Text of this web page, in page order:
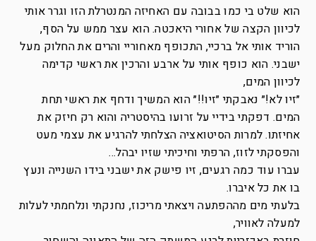
הוא שלט בי כמו בבובה עם האחיזה המנטרלת הזו וגרר אותי
לכיוון הקצה של אחורי היאכטה. הוא עצר ממש על הסף,
הוריד אותי אל ברכיי, התכופף מאחוריי והרים את החלוק מעל
ישבני. הוא כופף אותי על ארבע והרכין את ראשי קדימה
לכיוון המים,
״זיו לא!״ נאבקתי ״זיו!!״ הוא המשיך ודחף את ראשי תחת
המים. דפקתי בידיי על זרועו בהיסטריה והוא רק חיזק את
אחיזתו. למרות הסיטואציה הצלחתי להרגיע את עצמי מעט
והפסקתי לזוז, הרפתי וחיכיתי שזיו יבהל…
עברו עוד כמה רגעים, זיו פישק את ישבני בידו השנייה ונעץ
בו את כל איברו.
בלעתי מים מההפתעה ויצאתי מריכוז, נחנקתי ונלחמתי לעלות
למעלה לאוויר,